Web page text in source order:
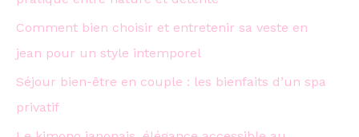
Comment bien choisir et entretenir sa veste en
jean pour un style intemporel
Séjour bien-être en couple : les bienfaits d’un spa
privatif